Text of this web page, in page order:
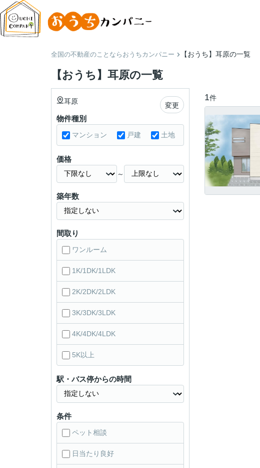
全国の不動産のことならおうちカンパニー 【おうち】耳原の一覧
【おうち】耳原の一覧
1件
耳原 変更
物件種別
マンション 戸建 土地
価格
～
築年数
間取り
ワンルーム
1K/1DK/1LDK
2K/2DK/2LDK
3K/3DK/3LDK
4K/4DK/4LDK
5K以上
駅・バス停からの時間
条件
ペット相談
日当たり良好